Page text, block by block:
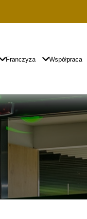
Franczyza Współpraca